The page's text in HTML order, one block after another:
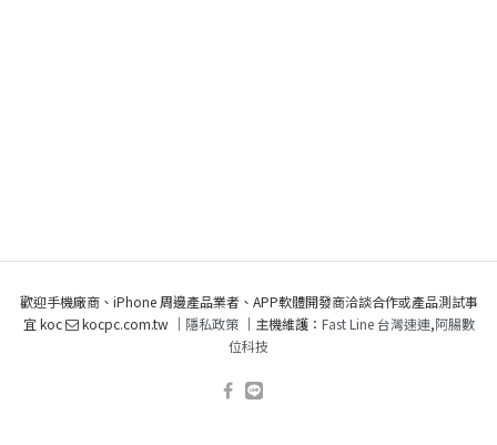
歡迎手機廠商、iPhone 周邊產品業者、APP軟體開發商洽談合作或產品測試事
宜 koc
kocpc.com.tw ｜ 隱私政策｜主機維護： Fast Line 台灣速連,阿腸數
位科技